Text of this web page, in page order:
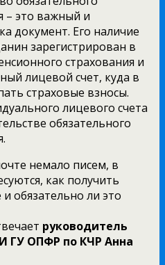
– это важный и
документ. Его наличие
зарегистрирован в
страхования и
лицевой счет, куда в
страховые взносы.
лицевого счета
обязательного
немало писем, в
как получить
обязательно ли это
руководитель
ГУ ОПФР по КЧР Анна